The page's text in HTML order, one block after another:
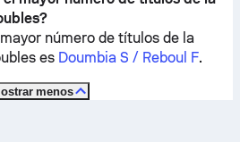
número de títulos de la
es Doumbia S / Reboul F.
menos